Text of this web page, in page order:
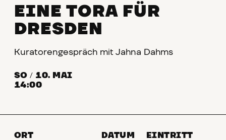
EINE TORA FÜR
DRESDEN
Kuratorengespräch mit Jahna Dahms
SO / 10. MAI
14:00
ORT
DATUM
EINTRITT